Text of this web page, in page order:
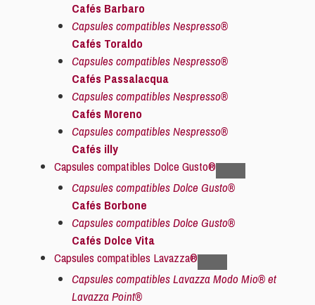
Cafés Barbaro
Capsules compatibles Nespresso®
Cafés Toraldo
Capsules compatibles Nespresso®
Cafés Passalacqua
Capsules compatibles Nespresso®
Cafés Moreno
Capsules compatibles Nespresso®
Cafés illy
Capsules compatibles Dolce Gusto®
Capsules compatibles Dolce Gusto®
Cafés Borbone
Capsules compatibles Dolce Gusto®
Cafés Dolce Vita
Capsules compatibles Lavazza®
Capsules compatibles Lavazza Modo Mio® et
Lavazza Point®